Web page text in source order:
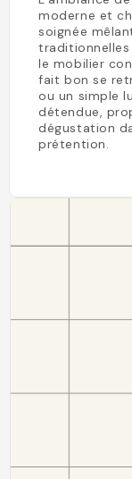
moderne et
soignée
traditionnelles
le mobilier
fait bon se
ou un simple
détendue,
dégustation
prétention.